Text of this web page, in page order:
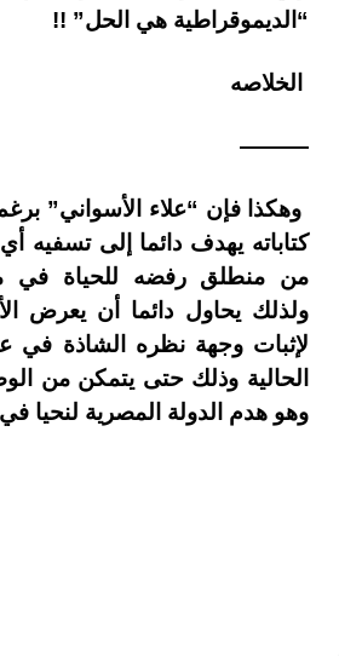
“الديموقراطية هي الحل” !!
الخلاصه
———
وهكذا فإن “علاء الأسواني”
كتاباته يهدف دائما إلى
من منطلق رفضه للحياة
ولذلك يحاول دائما أن يعرض
لإثبات وجهة نظره الشاذة في
الحالية وذلك حتى يتمكن من
وهو هدم الدولة المصرية لنحيا